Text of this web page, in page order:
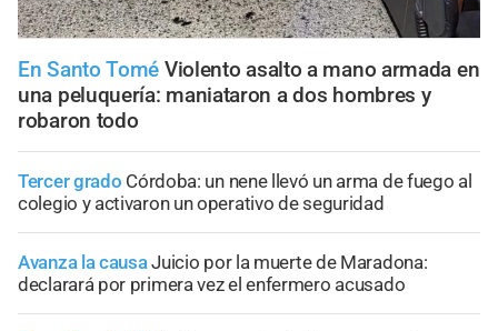
En Santo Tomé Violento asalto a mano armada en
una peluquería: maniataron a dos hombres y
robaron todo
Tercer grado Córdoba: un nene llevó un arma de fuego al
colegio y activaron un operativo de seguridad
Avanza la causaJuicio por la muerte de Maradona:
declarará por primera vez el enfermero acusado